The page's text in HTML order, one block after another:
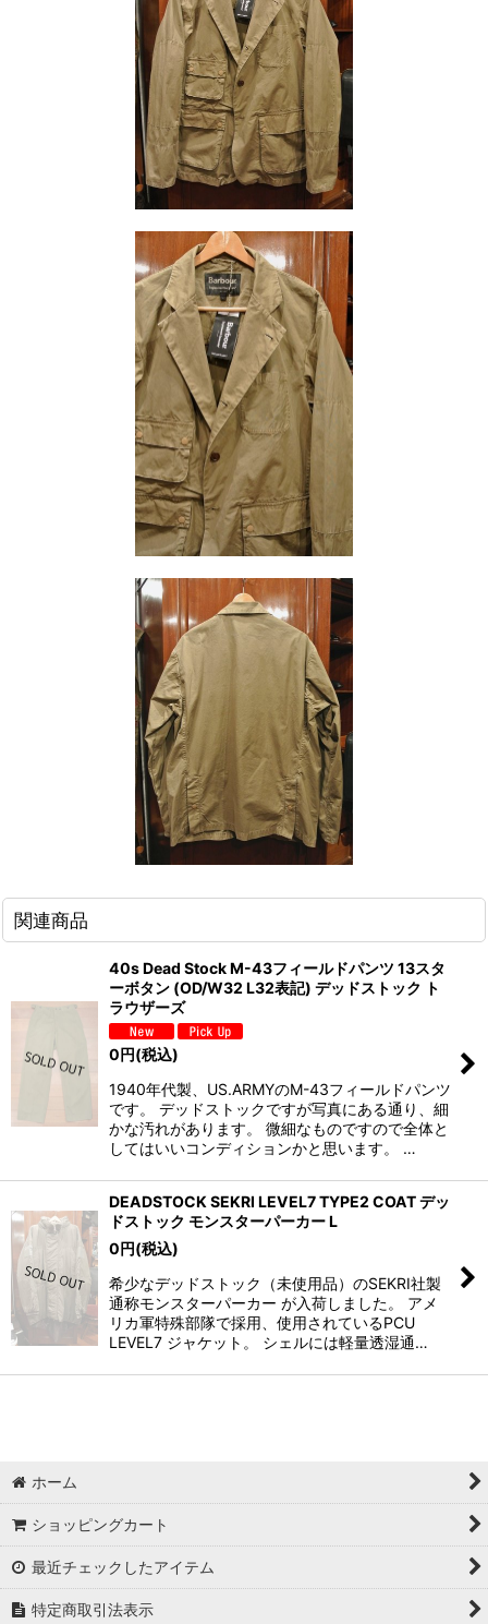
関連商品
40s Dead Stock M-43フィールドパンツ 13スタ
ーボタン (OD/W32 L32表記) デッドストック ト
ラウザーズ
0円(税込)
1940年代製、US.ARMYのM-43フィールドパンツ
です。 デッドストックですが写真にある通り、細
かな汚れがあります。 微細なものですので全体と
してはいいコンディションかと思います。 …
DEADSTOCK SEKRI LEVEL7 TYPE2 COAT デッ
ドストック モンスターパーカー L
0円(税込)
希少なデッドストック（未使用品）のSEKRI社製
通称モンスターパーカー が入荷しました。 アメ
リカ軍特殊部隊で採用、使用されているPCU
LEVEL7 ジャケット。 シェルには軽量透湿通…
ホーム
ショッピングカート
最近チェックしたアイテム
特定商取引法表示